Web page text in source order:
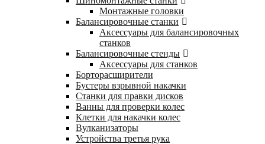
Монтажные головки
Балансировочные станки
Аксессуары для балансировочных
станков
Балансировочные стенды
Аксессуары для станков
Борторасширители
Бустеры взрывной накачки
Станки для правки дисков
Ванны для проверки колес
Клетки для накачки колес
Вулканизаторы
Устройства третья рука